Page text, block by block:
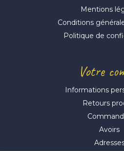
Votre
Informations
Retours
Avoirs
Mentions
Conditions
Politique de